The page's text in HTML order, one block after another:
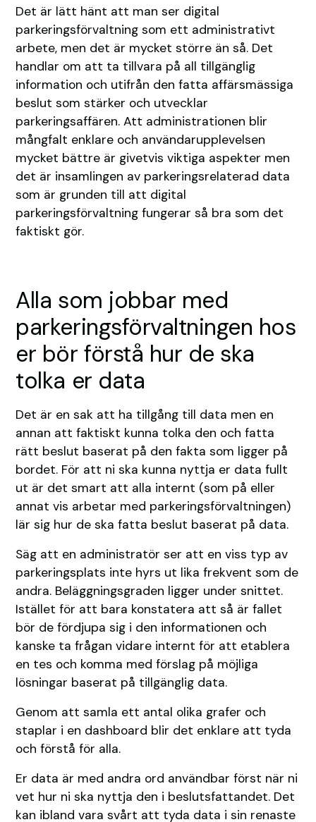
Det är lätt hänt att man ser digital
parkeringsförvaltning som ett administrativt
arbete, men det är mycket större än så. Det
handlar om att ta tillvara på all tillgänglig
information och utifrån den fatta affärsmässiga
beslut som stärker och utvecklar
parkeringsaffären. Att administrationen blir
mångfalt enklare och användarupplevelsen
mycket bättre är givetvis viktiga aspekter men
det är insamlingen av parkeringsrelaterad data
som är grunden till att digital
parkeringsförvaltning fungerar så bra som det
faktiskt gör.
Alla som jobbar med
parkeringsförvaltningen hos
er bör förstå hur de ska
tolka er data
Det är en sak att ha tillgång till data men en
annan att faktiskt kunna tolka den och fatta
rätt beslut baserat på den fakta som ligger på
bordet. För att ni ska kunna nyttja er data fullt
ut är det smart att alla internt (som på eller
annat vis arbetar med parkeringsförvaltningen)
lär sig hur de ska fatta beslut baserat på data.
Säg att en administratör ser att en viss typ av
parkeringsplats inte hyrs ut lika frekvent som de
andra. Beläggningsgraden ligger under snittet.
Istället för att bara konstatera att så är fallet
bör de fördjupa sig i den informationen och
kanske ta frågan vidare internt för att etablera
en tes och komma med förslag på möjliga
lösningar baserat på tillgänglig data.
Genom att samla ett antal olika grafer och
staplar i en dashboard blir det enklare att tyda
och förstå för alla.
Er data är med andra ord användbar först när ni
vet hur ni ska nyttja den i beslutsfattandet. Det
kan ibland vara svårt att tyda data i sin renaste